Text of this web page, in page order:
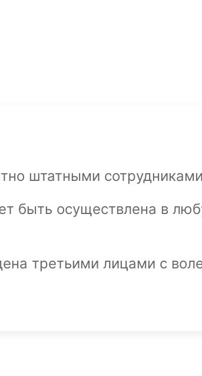
штатными
быть осуществлена в
третьими лицами с